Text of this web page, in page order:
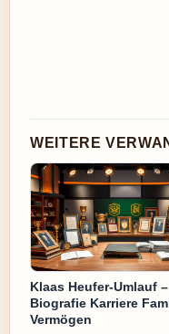
WEITERE
Klaas Heufer-Umlauf –
Biografie Karriere
Vermögen